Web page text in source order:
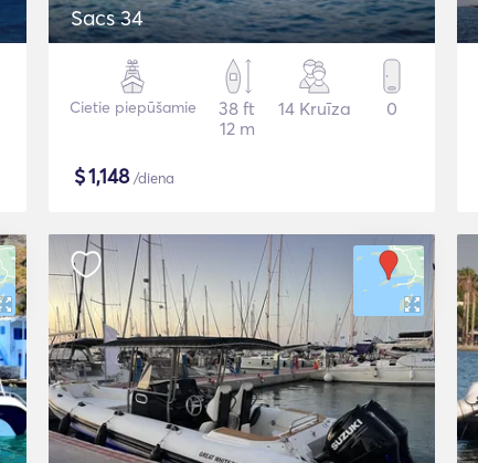
Sacs 34
Cietie piepūšamie
38 ft
12 m
14 Kruīza 0
$1,148/diena